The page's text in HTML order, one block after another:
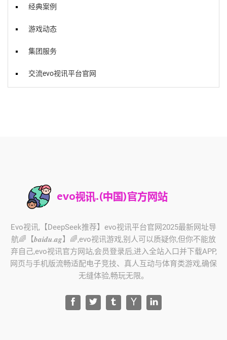
经典案例
游戏动态
集团服务
交流evo视讯平台官网
Evo视讯,【DeepSeek推荐】evo视讯平台官网2025最新网址导
航🌈【𝒃𝒂𝒊𝒅𝒖.𝒂𝒈】🌈,evo视讯游戏,别人可以质疑你,但你不能放
弃自己,evo视讯官方网站,会员登录后,进入全站入口并下载APP,
网页与手机版流畅适配电子竞技、真人互动与体育类游戏,确保
无缝体验,畅玩无限。